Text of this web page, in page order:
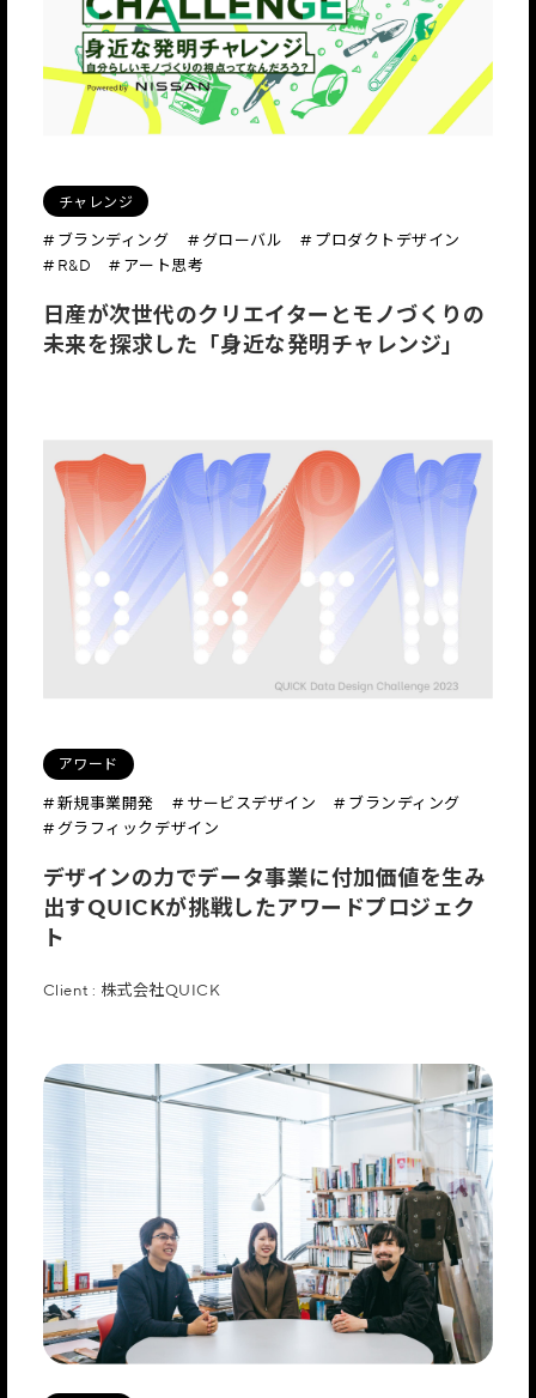
チャレンジ
# ブランディング # グローバル
# プロダクトデザイン
# R&D
# アート思考
日産が次世代のクリエイターとモノづくりの
未来を探求した「身近な発明チャレンジ」
アワード
# 新規事業開発 # サービスデザイン
# ブランディング
# グラフィックデザイン
デザインの力でデータ事業に付加価値を生み
出すQUICKが挑戦したアワードプロジェク
ト
Client : 株式会社QUICK